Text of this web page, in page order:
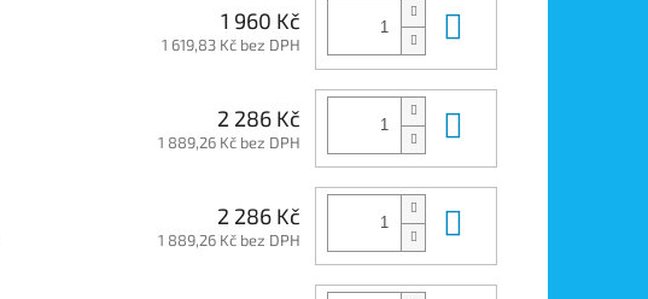
1 960 Kč
1 619,83 Kč bez DPH
2 286 Kč
1 889,26 Kč bez DPH
2 286 Kč
1 889,26 Kč bez DPH